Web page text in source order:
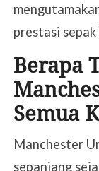
prestasi sepak
Berapa
Semua
Manchester
sepanjang